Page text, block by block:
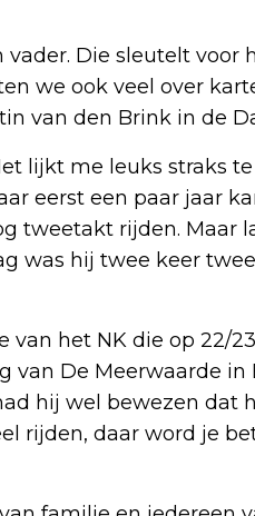
Die sleutelt voor
we ook veel over
van den Brink in de
lijkt me leuks straks te
eerst een paar jaar
tweetakt rijden. Maar
was hij twee keer
van het NK die op 22/
van De Meerwaarde in
hij wel bewezen dat
rijden, daar word je